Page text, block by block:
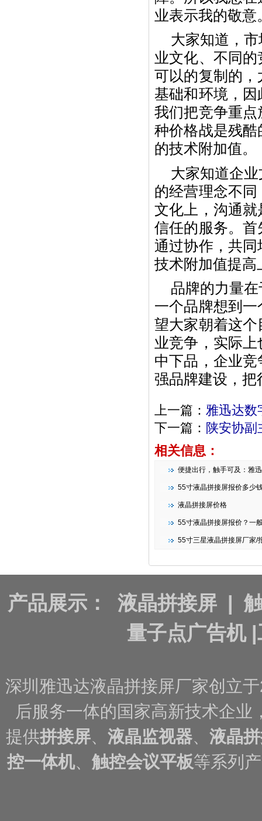
业表示我的敬意
大家知道，
业文化、不同
可以的复制的
基础和环境，
我们把竞争重
种价格战是残
的技术附加值。
大家知道企
的经营理念不
文化上，沟通
信任的服务。
通过协作，共
技术附加值提高
品牌的力量
一个品牌想到
望大家朝着这
业竞争，实际
中下品，企业
强品牌建设，把
上一篇： 雅迅达数
下一篇： 陕安协副
相关信息：
便捷出行，触手可及：雅迅达智能条形
55寸液晶拼接屏报价多少
液晶拼接屏价格
55寸液晶拼接屏报价？一
55寸三星液晶拼接屏厂家/
产品展示： 液晶拼接屏 |
量子点广告机|
深圳雅迅达液晶拼接屏厂家创立
后服务一体的国家高新技术企
提供拼接屏、 液晶监视器、 液晶
控一体机、 触控会议平板等系列